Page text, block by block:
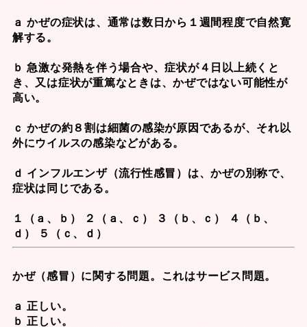
ａ かぜの症状は、通常は数日から１週間程度で自然寛
解する。
ｂ 急激な発熱を伴う場合や、症状が４日以上続くと
き、又は症状が重篤なときは、かぜではない可能性が
高い。
ｃ かぜの約８割は細菌の感染が原因であるが、それ以
外にウイルスの感染などがある。
ｄ インフルエンザ（流行性感冒）は、かぜの別称で、
症状は同じである。
１（ａ、ｂ） ２（ａ、ｃ） ３（ｂ、ｃ） ４（ｂ、
ｄ） ５（ｃ、ｄ）
かぜ（感冒）に関する問題。これはサービス問題。
ａ 正しい。
ｂ 正しい。